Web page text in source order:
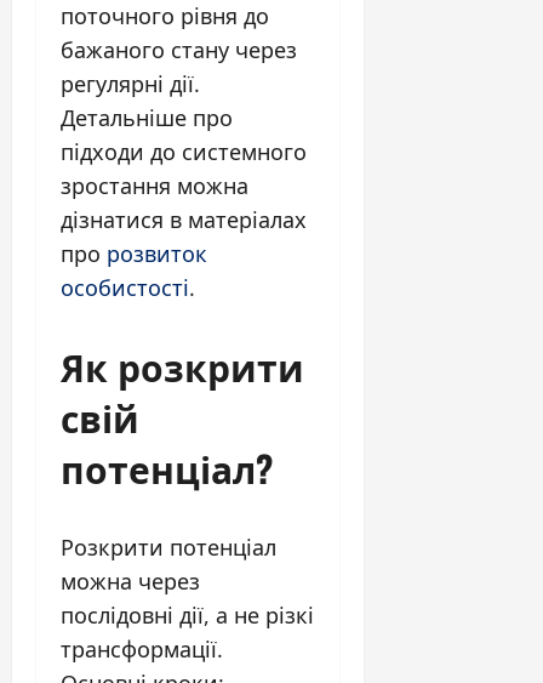
поточного рівня до
бажаного стану через
регулярні дії.
Детальніше про
підходи до системного
зростання можна
дізнатися в матеріалах
про розвиток
особистості.
Як розкрити
свій
потенціал?
Розкрити потенціал
можна через
послідовні дії, а не різкі
трансформації.